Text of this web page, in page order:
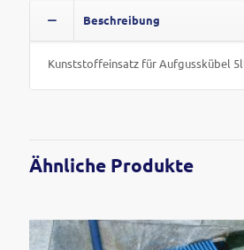
Beschreibung
Kunststoffeinsatz für Aufgusskübel
Ähnliche Produkte